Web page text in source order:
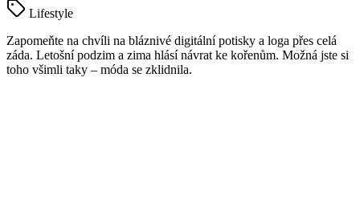
Lifestyle
Zapomeňte na chvíli na bláznivé digitální potisky a loga přes celá
záda. Letošní podzim a zima hlásí návrat ke kořenům. Možná jste si
toho všimli taky – móda se zklidnila.